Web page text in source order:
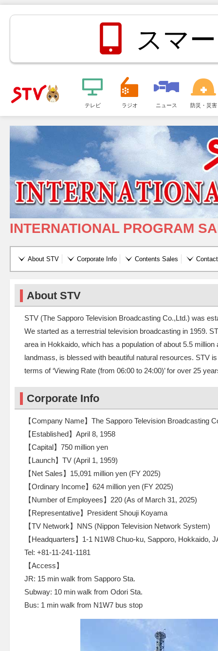
ＳＴＶ札
幌テレビ
スマ
メ
ュ
テレビ ラジオ ニュース 防災・災害
INTERNATIONAL PROGRAM
About STV Corporate Info Contents Sales
About STV
STV (The Sapporo Television Broadcasting Co.,Ltd.) was
We started as a terrestrial television broadcasting in 1959.
area in Hokkaido, which has a population of about 5.5
landmass, is blessed with beautiful natural resources. STV
terms of ‘Viewing Rate (from 06:00 to 24:00)’ for over 25
Corporate Info
【Company Name】The Sapporo Television Broadcasting
【Established】April 8, 1958
【Capital】750 million yen
【Launch】TV (April 1, 1959)
【Net Sales】15,091 million yen (FY 2025)
【Ordinary Income】624 million yen (FY 2025)
【Number of Employees】220 (As of March 31, 2025)
【Representative】President Shouji Koyama
【TV Network】NNS (Nippon Television Network System)
【Headquarters】1-1 N1W8 Chuo-ku, Sapporo, Hokkaido,
Tel: +81-11-241-1181
【Access】
JR: 15 min walk from Sapporo Sta.
Subway: 10 min walk from Odori Sta.
Bus: 1 min walk from N1W7 bus stop